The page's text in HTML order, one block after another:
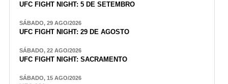
UFC FIGHT NIGHT: 5 DE SETEMBRO
SÁBADO, 29 AGO/2026
UFC FIGHT NIGHT: 29 DE AGOSTO
SÁBADO, 22 AGO/2026
UFC FIGHT NIGHT: SACRAMENTO
SÁBADO, 15 AGO/2026